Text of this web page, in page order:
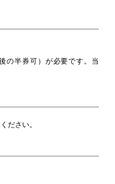
の半券可）が必要です。当
ださい。